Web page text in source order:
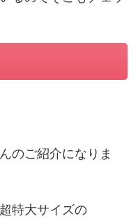
のご紹介になりま
特大サイズの